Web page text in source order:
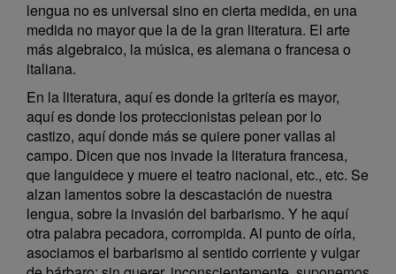
lengua no es universal sino en cierta medida, en una
medida no mayor que la de la gran literatura. El arte
más algebraico, la música, es alemana o francesa o
italiana.
En la literatura, aquí es donde la gritería es mayor,
aquí es donde los proteccionistas pelean por lo
castizo, aquí donde más se quiere poner vallas al
campo. Dicen que nos invade la literatura francesa,
que languidece y muere el teatro nacional, etc., etc. Se
alzan lamentos sobre la descastación de nuestra
lengua, sobre la invasión del barbarismo. Y he aquí
otra palabra pecadora, corrompida. Al punto de oírla,
asociamos el barbarismo al sentido corriente y vulgar